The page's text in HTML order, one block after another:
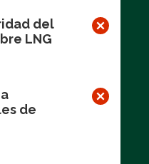
del
LNG
de